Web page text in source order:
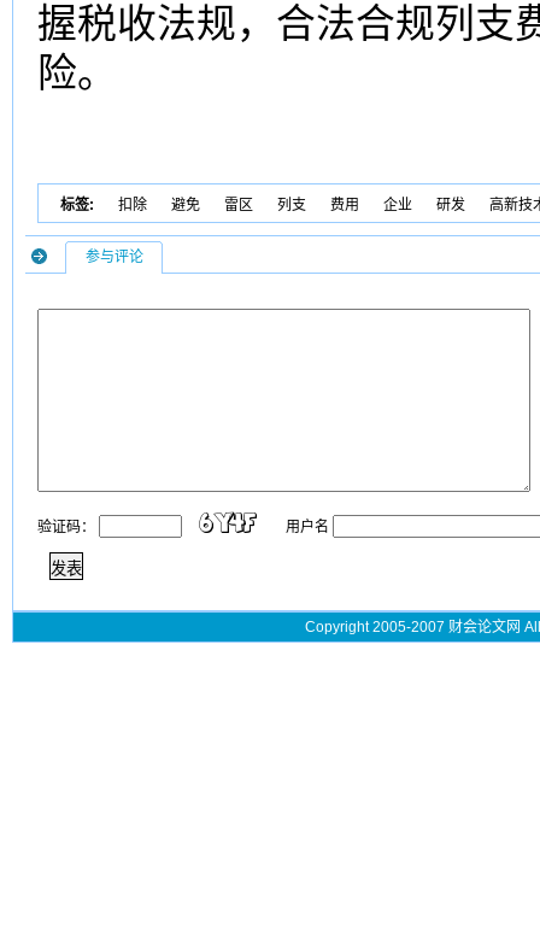
握税收法规，合法合规列支
险。
标签: 扣除 避免 雷区 列支 费用 企业 研发 高新技
参与评论
验证码： 用户名
Copyright 2005-2007 财会论文网